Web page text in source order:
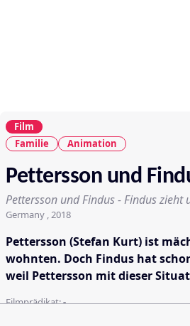
Film
Familie
Animation
Pettersson und
Pettersson und Findus - Findus zieht
Germany , 2018
Pettersson (Stefan Kurt) ist
wohnten. Doch Findus hat
weil Pettersson mit dieser
Filmprädikat:-